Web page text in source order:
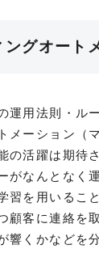
グオート
運用法則・ル
メーション（
の活躍は期待
がなんとなく
習を用いるこ
顧客に連絡を
響くかなどを